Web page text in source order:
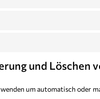
und Löschen
um automatisch oder